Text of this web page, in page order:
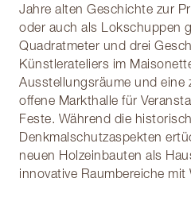
Jahre alten Geschichte zur
oder auch als Lokschuppen
Quadratmeter und drei
Künstlerateliers im
Ausstellungsräume und eine
offene Markthalle für
Feste. Während die
Denkmalschutzaspekten
neuen Holzeinbauten als
innovative Raumbereiche mit